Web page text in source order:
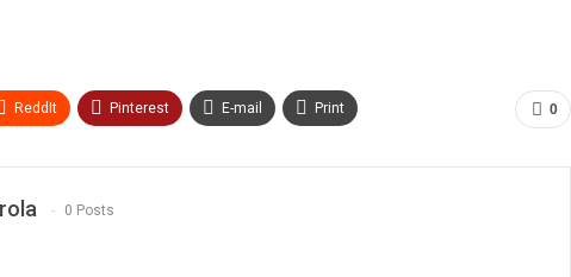
0
ReddIt Pinterest E-mail Print
0 Posts